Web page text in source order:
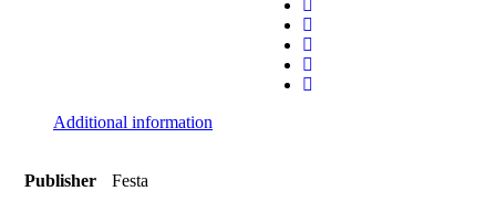
Additional information
Publisher Festa